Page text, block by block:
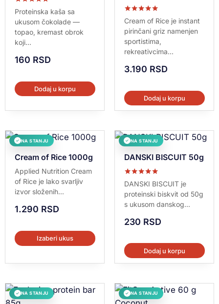
Ocenjeno sa
5.00
od 5
Proteinska kaša sa
ukusom čokolade —
topao, kremast obrok
koji...
160 RSD
Dodaj u korpu
Ocenjeno sa
5.00
od 5
Cream of Rice je instant
pirinčani griz namenjen
sportistima,
rekreativcima...
3.190 RSD
Dodaj u korpu
✓ NA STANJU
Cream of Rice 1000g
Applied Nutrition Cream
of Rice je lako svarljiv
izvor složenih...
1.290 RSD
Izaberi ukus
✓ NA STANJU
DANSKI BISCUIT 50g
Ocenjeno sa
5.00
od 5
DANSKI BISCUIT je
proteinski biskvit od 50g
s ukusom danskog...
230 RSD
Dodaj u korpu
✓ NA STANJU ✓ NA STANJU